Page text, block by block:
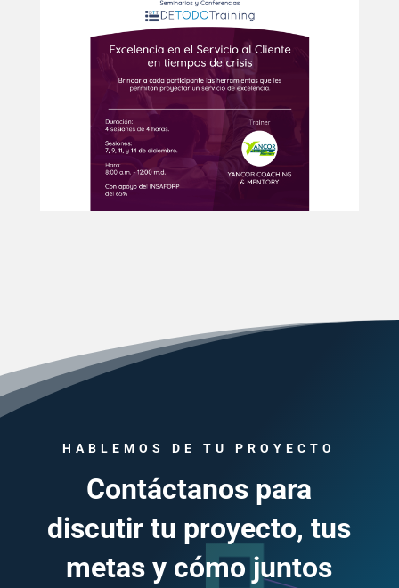
HABLEMOS DE TU PROYECTO
Contáctanos para
discutir tu proyecto, tus
metas y cómo juntos